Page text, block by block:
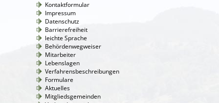
Kontaktformular
Impressum
Datenschutz
Barrierefreiheit
leichte Sprache
Behördenwegweiser
Mitarbeiter
Lebenslagen
Verfahrensbeschreibungen
Formulare
Aktuelles
Mitgliedsgemeinden